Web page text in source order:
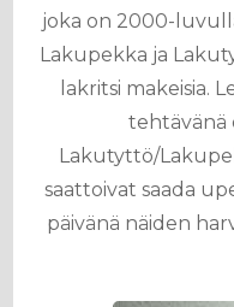
joka on 2000-
Lakupekka ja
lakritsi makeisia.
tehtävänä
Lakutyttö/
saattoivat saada
päivänä näiden